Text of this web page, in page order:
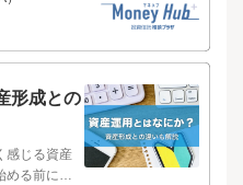
資枠が240
た。つみた
できるよう
資が可能な
商品と同じ
や分散投資
資枠は旧
ど同じで、
、ETF(上
るか考え
：財務
事に書かれ
の情報は金
旧NISA制度
ニアNISA
金額など、
3種類のNI
まった資
備にあた
ながら進め
る実店舗は
ると、楽
口」はあ
座を活用し
行う方法
形成との
感じる資産
める前に知